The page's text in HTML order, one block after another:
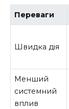
Переваги
Швидка дія
Менший
системний
вплив